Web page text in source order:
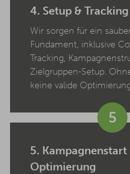
4. Setup & Tracking
Wir sorgen für ein
Fundament, inklusive
Tracking,
Zielgruppen-Setup.
keine valide
5
5. Kampagnenstart
Optimierung